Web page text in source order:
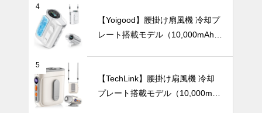
すめ10選。
お部屋をワン
ランク上の空
間へ。ホワイ
ト系の花瓶8
UV・雨対策
4
【Yoigood】腰掛け扇風機 冷却プ
レート搭載モデル（10,000mAh・
5
【TechLink】腰掛け扇風機 冷却
プレート搭載モデル（10,000mA